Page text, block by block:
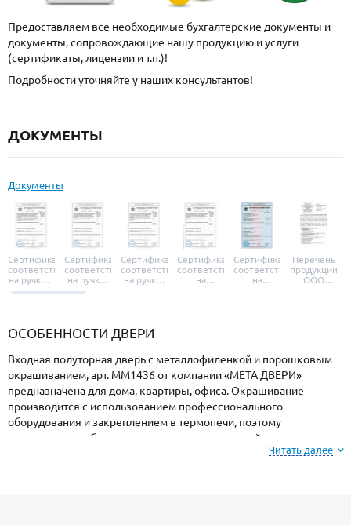
Предоставляем все необходимые бухгалтерские документы и
документы, сопровождающие нашу продукцию и услуги
(сертификаты, лицензии и т.п.)!
Подробности уточняйте у наших консультантов!
ДОКУМЕНТЫ
Документы
Сертификат
соответствия
на ручки и
броненакладки
Сертификат
соответствия
на ручки-
защелки
Сертификат
соответствия
на ручки-
Сертификат
соответствия
на
Сертификат
соответствия
на
Перечень
продукции
ООО
ОСОБЕННОСТИ ДВЕРИ
Входная полуторная дверь с металлофиленкой и порошковым
окрашиванием, арт. ММ1436 от компании «МЕТА ДВЕРИ»
предназначена для дома, квартиры, офиса. Окрашивание
производится с использованием профессионального
оборудования и закреплением в термопечи, поэтому
поверхность не боится ударов, осадков, высокой влажности и
Читать далее